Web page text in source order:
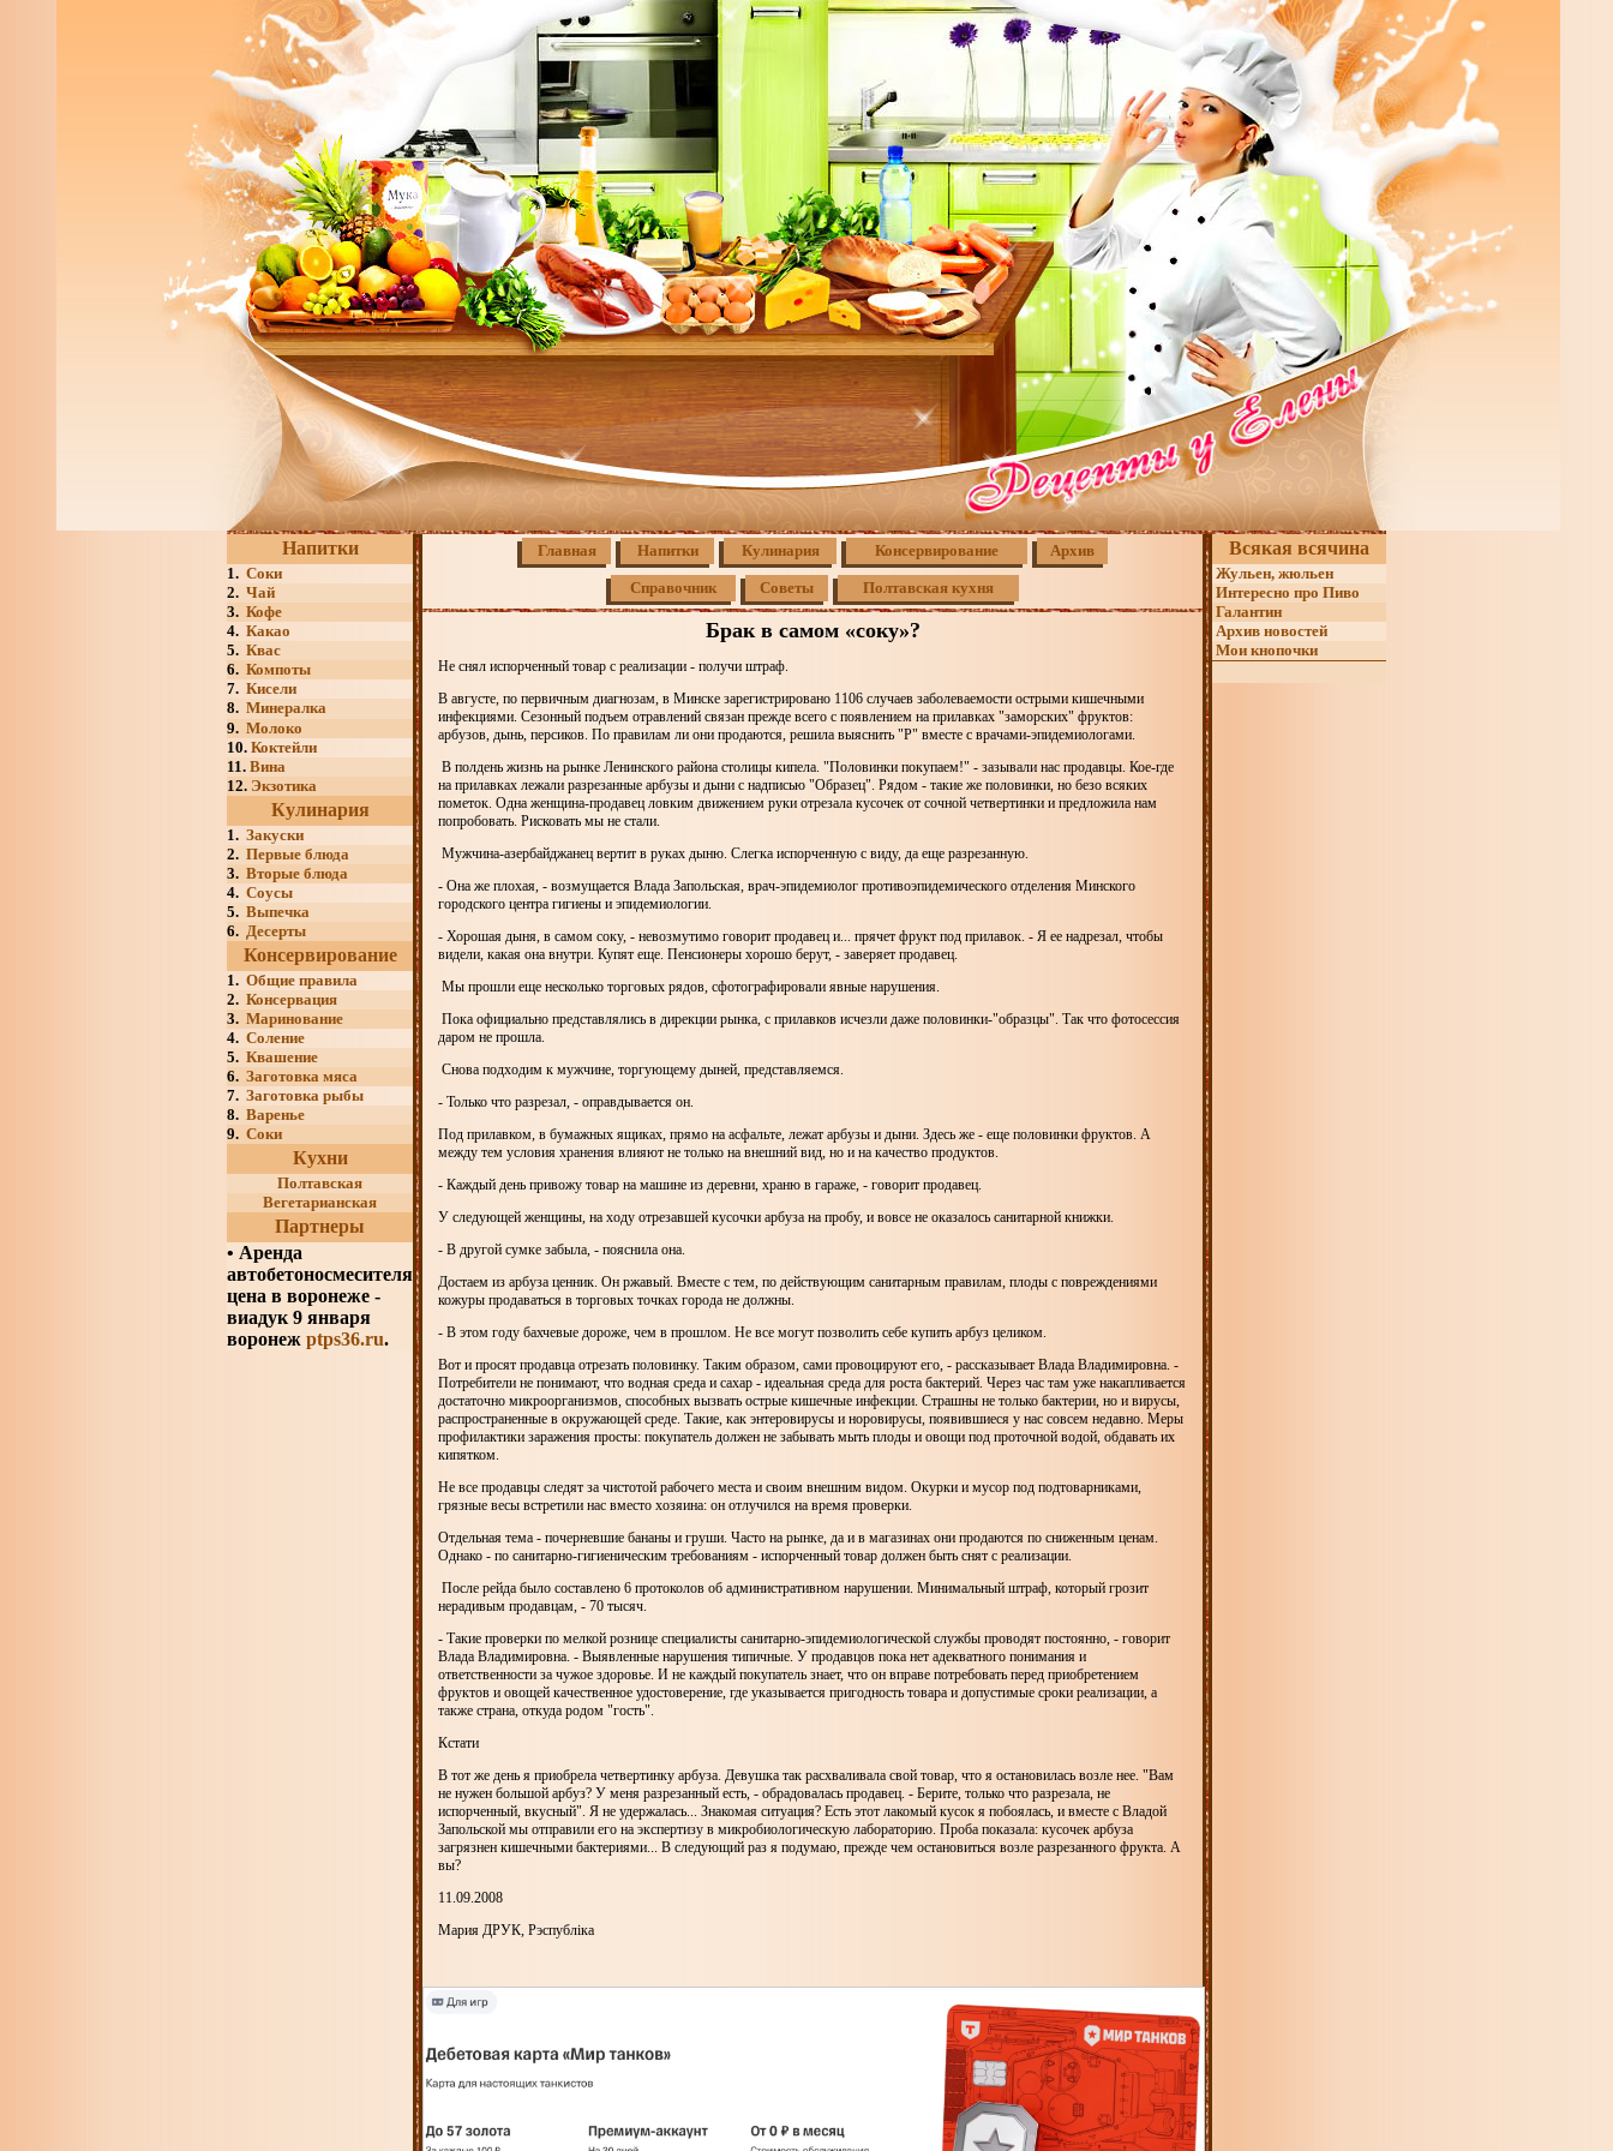
Напитки
1. Соки
2. Чай
3. Кофе
4. Какао
5. Квас
6. Компоты
7. Кисели
8. Минералка
9. Молоко
10. Коктейли
11. Вина
12. Экзотика
Кулинария
1. Закуски
2. Первые блюда
3. Вторые блюда
4. Соусы
5. Выпечка
6. Десерты
Консервирование
1. Общие правила
2. Консервация
3. Маринование
4. Соление
5. Квашение
6. Заготовка мяса
7. Заготовка рыбы
8. Варенье
9. Соки
Кухни
Полтавская
Вегетарианская
Партнеры
• Аренда
автобетоносмесителя
цена в воронеже -
виадук 9 января
воронеж ptps36.ru.
Главная Напитки Кулинария Консервирование Архив
Справочник Советы Полтавская кухня
Брак в самом «соку»?
Не снял испорченный товар с реализации - получи штраф.
В августе, по первичным диагнозам, в Минске зарегистрировано 1106 случаев заболеваемости острыми кишечными
инфекциями. Сезонный подъем отравлений связан прежде всего с появлением на прилавках "заморских" фруктов:
арбузов, дынь, персиков. По правилам ли они продаются, решила выяснить "Р" вместе с врачами-эпидемиологами.
В полдень жизнь на рынке Ленинского района столицы кипела. "Половинки покупаем!" - зазывали нас продавцы. Кое-где
на прилавках лежали разрезанные арбузы и дыни с надписью "Образец". Рядом - такие же половинки, но безо всяких
пометок. Одна женщина-продавец ловким движением руки отрезала кусочек от сочной четвертинки и предложила нам
попробовать. Рисковать мы не стали.
Мужчина-азербайджанец вертит в руках дыню. Слегка испорченную с виду, да еще разрезанную.
- Она же плохая, - возмущается Влада Запольская, врач-эпидемиолог противоэпидемического отделения Минского
городского центра гигиены и эпидемиологии.
- Хорошая дыня, в самом соку, - невозмутимо говорит продавец и... прячет фрукт под прилавок. - Я ее надрезал, чтобы
видели, какая она внутри. Купят еще. Пенсионеры хорошо берут, - заверяет продавец.
Мы прошли еще несколько торговых рядов, сфотографировали явные нарушения.
Пока официально представлялись в дирекции рынка, с прилавков исчезли даже половинки-"образцы". Так что фотосессия
даром не прошла.
Снова подходим к мужчине, торгующему дыней, представляемся.
- Только что разрезал, - оправдывается он.
Под прилавком, в бумажных ящиках, прямо на асфальте, лежат арбузы и дыни. Здесь же - еще половинки фруктов. А
между тем условия хранения влияют не только на внешний вид, но и на качество продуктов.
- Каждый день привожу товар на машине из деревни, храню в гараже, - говорит продавец.
У следующей женщины, на ходу отрезавшей кусочки арбуза на пробу, и вовсе не оказалось санитарной книжки.
- В другой сумке забыла, - пояснила она.
Достаем из арбуза ценник. Он ржавый. Вместе с тем, по действующим санитарным правилам, плоды с повреждениями
кожуры продаваться в торговых точках города не должны.
- В этом году бахчевые дороже, чем в прошлом. Не все могут позволить себе купить арбуз целиком.
Вот и просят продавца отрезать половинку. Таким образом, сами провоцируют его, - рассказывает Влада Владимировна. -
Потребители не понимают, что водная среда и сахар - идеальная среда для роста бактерий. Через час там уже накапливается
достаточно микроорганизмов, способных вызвать острые кишечные инфекции. Страшны не только бактерии, но и вирусы,
распространенные в окружающей среде. Такие, как энтеровирусы и норовирусы, появившиеся у нас совсем недавно. Меры
профилактики заражения просты: покупатель должен не забывать мыть плоды и овощи под проточной водой, обдавать их
кипятком.
Не все продавцы следят за чистотой рабочего места и своим внешним видом. Окурки и мусор под подтоварниками,
грязные весы встретили нас вместо хозяина: он отлучился на время проверки.
Отдельная тема - почерневшие бананы и груши. Часто на рынке, да и в магазинах они продаются по сниженным ценам.
Однако - по санитарно-гигиеническим требованиям - испорченный товар должен быть снят с реализации.
После рейда было составлено 6 протоколов об административном нарушении. Минимальный штраф, который грозит
нерадивым продавцам, - 70 тысяч.
- Такие проверки по мелкой рознице специалисты санитарно-эпидемиологической службы проводят постоянно, - говорит
Влада Владимировна. - Выявленные нарушения типичные. У продавцов пока нет адекватного понимания и
ответственности за чужое здоровье. И не каждый покупатель знает, что он вправе потребовать перед приобретением
фруктов и овощей качественное удостоверение, где указывается пригодность товара и допустимые сроки реализации, а
также страна, откуда родом "гость".
Кстати
В тот же день я приобрела четвертинку арбуза. Девушка так расхваливала свой товар, что я остановилась возле нее. "Вам
не нужен большой арбуз? У меня разрезанный есть, - обрадовалась продавец. - Берите, только что разрезала, не
испорченный, вкусный". Я не удержалась... Знакомая ситуация? Есть этот лакомый кусок я побоялась, и вместе с Владой
Запольской мы отправили его на экспертизу в микробиологическую лабораторию. Проба показала: кусочек арбуза
загрязнен кишечными бактериями... В следующий раз я подумаю, прежде чем остановиться возле разрезанного фрукта. А
вы?
11.09.2008
Мария ДРУК, Рэспубліка
Всякая всячина
Жульен, жюльен
Интересно про Пиво
Галантин
Архив новостей
Мои кнопочки